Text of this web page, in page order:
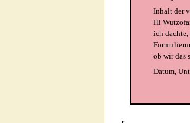
Inhalt der
Hi
ich
ob wir das
Datum,